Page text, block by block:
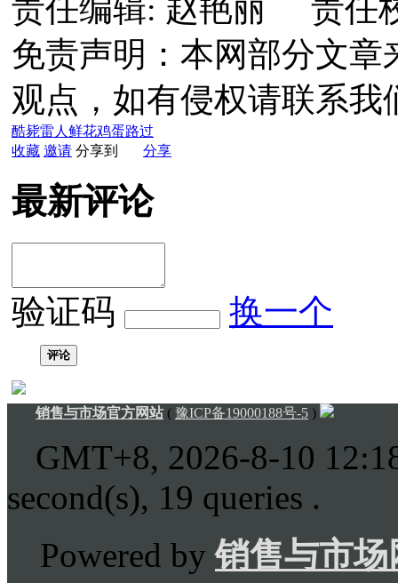
责任编辑: 赵艳丽 责任
免责声明：本网部分文
观点，如有侵权请联系我
酷毙雷人 鲜花鸡蛋路过
收藏 邀请 分享到 分享
最新评论
验证码 换一个
评论
销售与市场官方网站( 豫ICP备19000188号-5 )
GMT+8, 2026-8-10
second(s), 19 queries .
Powered by销售与市场